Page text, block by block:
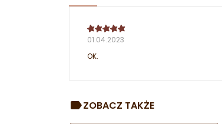
01.04.2023
OK.
ZOBACZ TAKŻE